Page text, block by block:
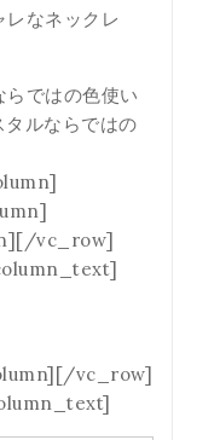
なネックレ
らではの色使い
ルならではの
vc_row]
vc_row]